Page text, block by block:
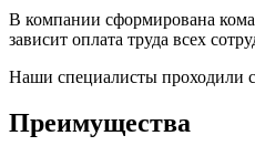
В компании сформирована
зависит оплата труда всех
Наши специалисты проходили
Преимущества